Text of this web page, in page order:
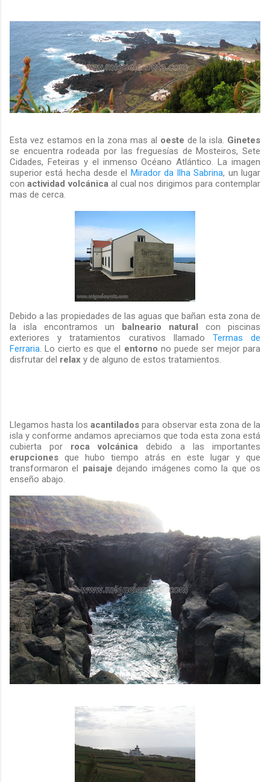
Esta vez estamos en la zona mas al oeste de la isla. Ginetes
se encuentra rodeada por las freguesías de Mosteiros, Sete
Cidades, Feteiras y el inmenso Océano Atlántico. La imagen
superior está hecha desde el
Mirador da Ilha Sabrina, un lugar
conactividad volcánicaal cual nos dirigimos para contemplar
mas de cerca.
Debido a las propiedades de las aguas que bañan esta zona de
la isla encontramos un
balneario natural
con piscinas
exteriores y tratamientos curativos llamado Termas de
Ferraria. Lo cierto es que el entorno no puede ser mejor para
disfrutar del relax y de alguno de estos tratamientos.
Llegamos hasta losacantilados para observar esta zona de la
isla y conforme andamos apreciamos que toda esta zona está
cubierta por roca volcánica debido a las importantes
erupciones que hubo tiempo atrás en este lugar y que
transformaron el paisaje dejando imágenes como la que os
enseño abajo.